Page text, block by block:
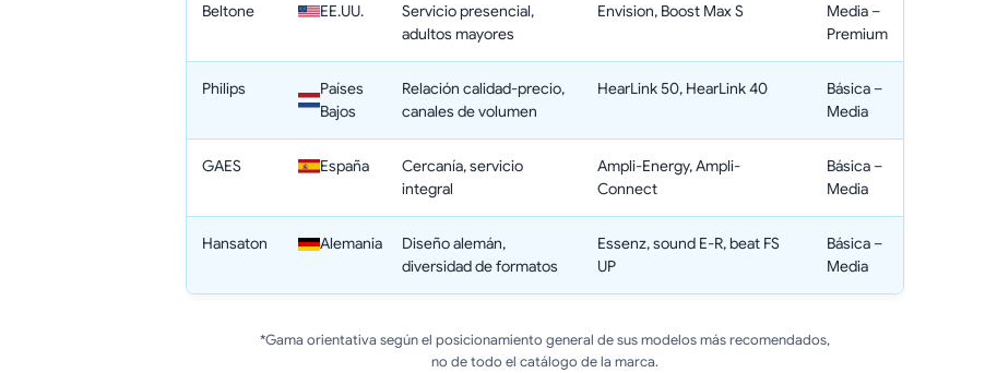
Beltone EE.UU.
Servicio presencial,
adultos mayores
Envision, Boost Max S
Media –
Premium
Philips
Países
Bajos
Relación calidad-precio,
canales de volumen
HearLink 50, HearLink 40
Básica –
Media
GAES España
Cercanía, servicio
integral
Ampli-Energy, Ampli-
Connect
Básica –
Media
Hansaton Alemania
Diseño alemán,
diversidad de formatos
Essenz, sound E-R, beat FS
UP
Básica –
Media
*Gama orientativa según el posicionamiento general de sus modelos más recomendados,
no de todo el catálogo de la marca.